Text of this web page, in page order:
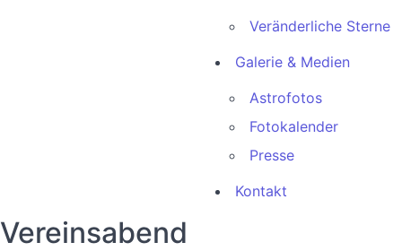
Veränderliche Sterne
Galerie & Medien
Astrofotos
Fotokalender
Presse
Kontakt
Vereinsabend